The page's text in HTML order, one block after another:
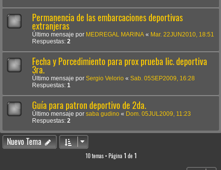
Permanencia de las embarcaciones deportivas
extranjeras
Último mensaje por MEDREGAL MARINA « Mar. 22JUN2010, 18:51
Respuestas: 2
Fecha y Porcedimiento para prox prueba lic. deportiva
3ra.
Último mensaje por Sergio Velorio « Sab. 05SEP2009, 16:28
Respuestas: 1
Guía para patron deportivo de 2da.
Último mensaje por saba gudino « Dom. 05JUL2009, 11:23
Respuestas: 2
Nuevo Tema
10 temas • Página 1 de 1